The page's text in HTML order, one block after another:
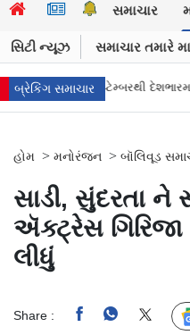
સમાચાર
સિટી ન્યૂઝ સમાચાર તમારે
બ્રેકિંગ સમાચાર
સપ્ટેમ્બરથી દેશભારમાં થશે શરૂ
હોમ > મનોરંજન > બૉલિવૂડ
સાડી, સુંદરતા ને
ઍક્ટ્રેસ
લીધું
Share :